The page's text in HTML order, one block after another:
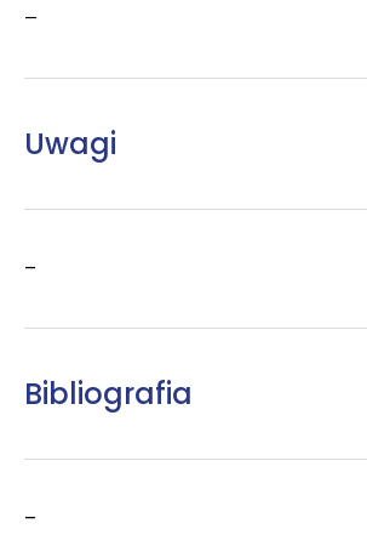
–
Uwagi
–
Bibliografia
–